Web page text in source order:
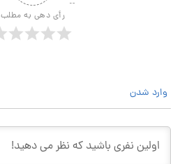
رأی دهی به مطلب
وارد شدن